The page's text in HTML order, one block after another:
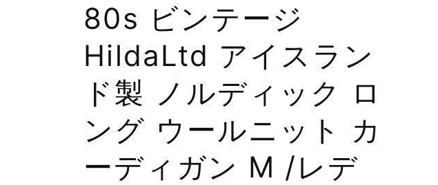
80s ビンテージ
HildaLtd アイスラン
ド製 ノルディック ロ
ング ウールニット カ
ーディガン M /レデ